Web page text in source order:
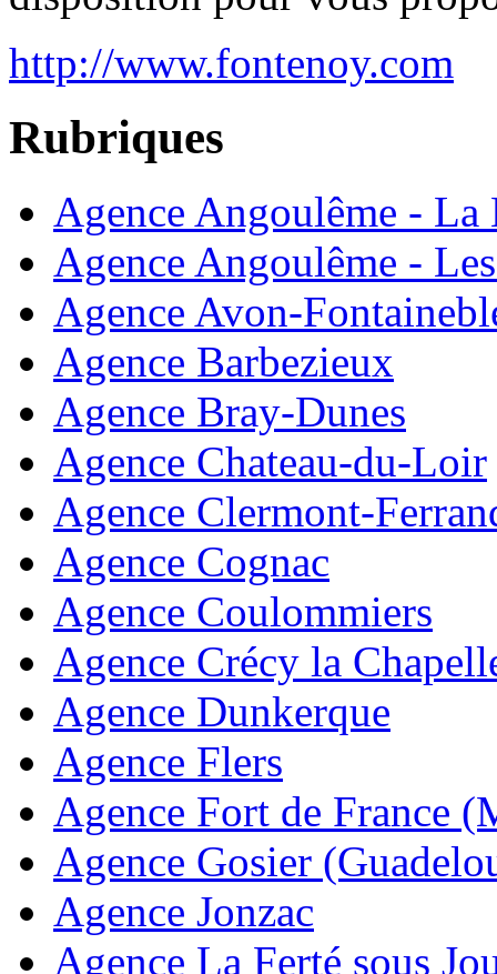
http://www.fontenoy.com
Rubriques
Agence Angoulême - La
Agence Angoulême -
Agence Avon-
Agence Barbezieux
Agence Bray-Dunes
Agence Chateau-du-Loir
Agence Clermont-
Agence Cognac
Agence Coulommiers
Agence Crécy la
Agence Dunkerque
Agence Flers
Agence Fort de France
Agence Gosier
Agence Jonzac
Agence La Ferté sous